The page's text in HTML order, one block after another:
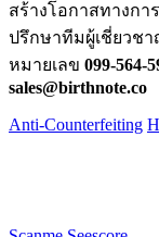
สร้างโอกาสทางกา
ปรึกษาทีมผู้เชี่ยวช
หมายเลข 099-564-
sales@birthnote.co
Anti-Counterfeiting